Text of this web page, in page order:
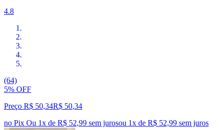
4.8
(64)
5% OFF
Preço R$ 50,34R$ 50,34
no Pix Ou 1x de R$ 52,99 sem jurosou 1x de R$ 52,99 sem juros